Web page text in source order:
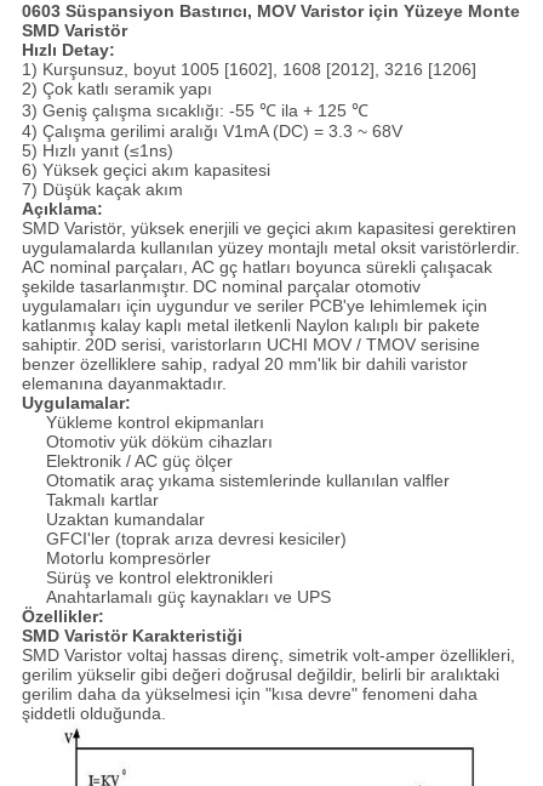
0603 Süspansiyon Bastırıcı, MOV Varistor için Yüzeye Monte
SMD Varistör
Hızlı Detay:
1) Kurşunsuz, boyut 1005 [1602], 1608 [2012], 3216 [1206]
2) Çok katlı seramik yapı
3) Geniş çalışma sıcaklığı: -55 ℃ ila + 125 ℃
4) Çalışma gerilimi aralığı V1mA (DC) = 3.3 ~ 68V
5) Hızlı yanıt (≤1ns)
6) Yüksek geçici akım kapasitesi
7) Düşük kaçak akım
Açıklama:
SMD Varistör, yüksek enerjili ve geçici akım kapasitesi gerektiren
uygulamalarda kullanılan yüzey montajlı metal oksit varistörlerdir.
AC nominal parçaları, AC gç hatları boyunca sürekli çalışacak
şekilde tasarlanmıştır. DC nominal parçalar otomotiv
uygulamaları için uygundur ve seriler PCB'ye lehimlemek için
katlanmış kalay kaplı metal iletkenli Naylon kalıplı bir pakete
sahiptir. 20D serisi, varistorların UCHI MOV / TMOV serisine
benzer özelliklere sahip, radyal 20 mm'lik bir dahili varistor
elemanına dayanmaktadır.
Uygulamalar:
Yükleme kontrol ekipmanları
Otomotiv yük döküm cihazları
Elektronik / AC güç ölçer
Otomatik araç yıkama sistemlerinde kullanılan valfler
Takmalı kartlar
Uzaktan kumandalar
GFCI'ler (toprak arıza devresi kesiciler)
Motorlu kompresörler
Sürüş ve kontrol elektronikleri
Anahtarlamalı güç kaynakları ve UPS
Özellikler:
SMD Varistör Karakteristiği
SMD Varistor voltaj hassas direnç, simetrik volt-amper özellikleri,
gerilim yükselir gibi değeri doğrusal değildir, belirli bir aralıktaki
gerilim daha da yükselmesi için "kısa devre" fenomeni daha
şiddetli olduğunda.